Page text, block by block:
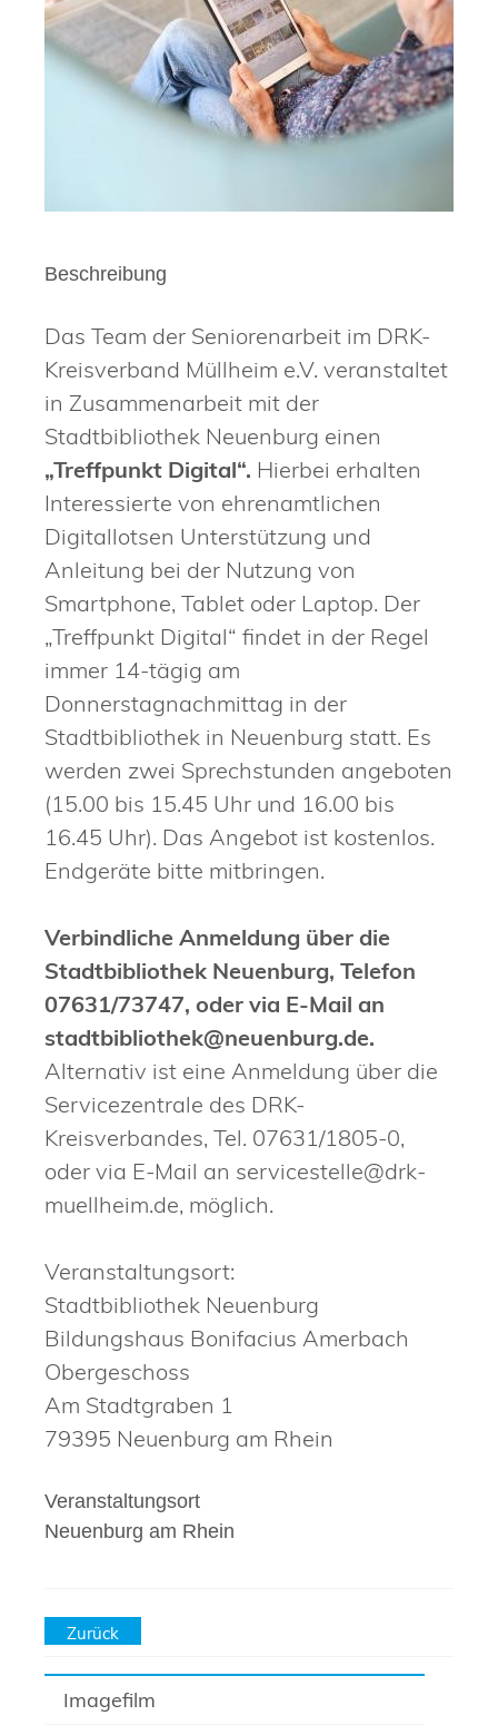
Imagefilm
Beschreibung
Das Team der Seniorenarbeit im DRK-
Kreisverband Müllheim e.V. veranstaltet
in Zusammenarbeit mit der
Stadtbibliothek Neuenburg einen
„Treffpunkt Digital“. Hierbei erhalten
Interessierte von ehrenamtlichen
Digitallotsen Unterstützung und
Anleitung bei der Nutzung von
Smartphone, Tablet oder Laptop. Der
„Treffpunkt Digital“ findet in der Regel
immer 14-tägig am
Donnerstagnachmittag in der
Stadtbibliothek in Neuenburg statt. Es
werden zwei Sprechstunden angeboten
(15.00 bis 15.45 Uhr und 16.00 bis
16.45 Uhr). Das Angebot ist kostenlos.
Endgeräte bitte mitbringen.
Verbindliche Anmeldung über die
Stadtbibliothek Neuenburg, Telefon
07631/73747, oder via E-Mail an
stadtbibliothek@neuenburg.de.
Alternativ ist eine Anmeldung über die
Servicezentrale des DRK-
Kreisverbandes, Tel. 07631/1805-0,
oder via E-Mail an servicestelle@drk-
muellheim.de, möglich.
Veranstaltungsort:
Stadtbibliothek Neuenburg
Bildungshaus Bonifacius Amerbach
Obergeschoss
Am Stadtgraben 1
79395 Neuenburg am Rhein
Veranstaltungsort
Neuenburg am Rhein
Zurück